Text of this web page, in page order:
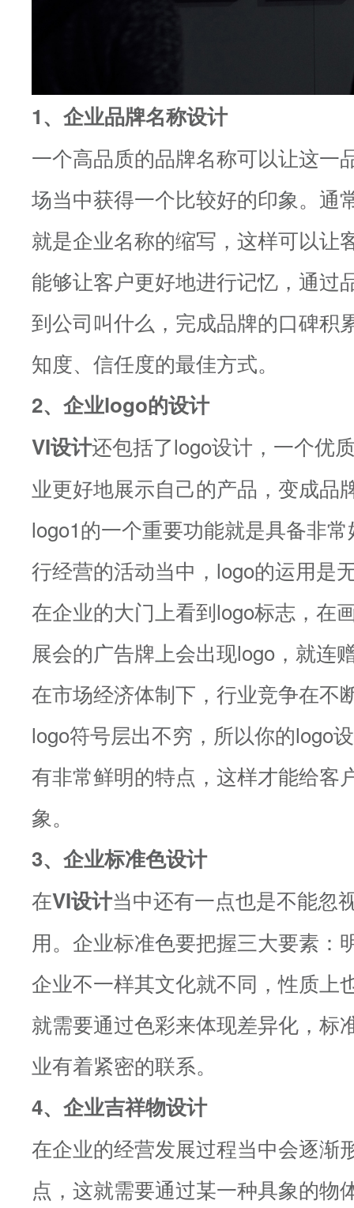
1、企业品牌名称设计
一个高品质的品牌名称可以让这一
场当中获得一个比较好的印象。通
就是企业名称的缩写，这样可以让
能够让客户更好地进行记忆，通过
到公司叫什么，完成品牌的口碑积
知度、信任度的最佳方式。
2、企业logo的设计
VI设计还包括了logo设计，一个优
业更好地展示自己的产品，变成品
logo1的一个重要功能就是具备非
行经营的活动当中，logo的运用是
在企业的大门上看到logo标志，在
展会的广告牌上会出现logo，就连
在市场经济体制下，行业竞争在不
logo符号层出不穷，所以你的logo
有非常鲜明的特点，这样才能给客
象。
3、企业标准色设计
在VI设计当中还有一点也是不能忽
用。企业标准色要把握三大要素：
企业不一样其文化就不同，性质上
就需要通过色彩来体现差异化，标
业有着紧密的联系。
4、企业吉祥物设计
在企业的经营发展过程当中会逐渐
点，这就需要通过某一种具象的物